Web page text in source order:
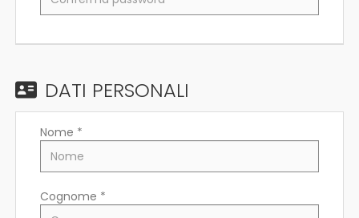
EN
FR
IT
DE
DATI PERSONALI
Nome *
Cognome *